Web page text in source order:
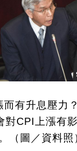
有升息壓力
對CPI上漲有
（圖／資料照